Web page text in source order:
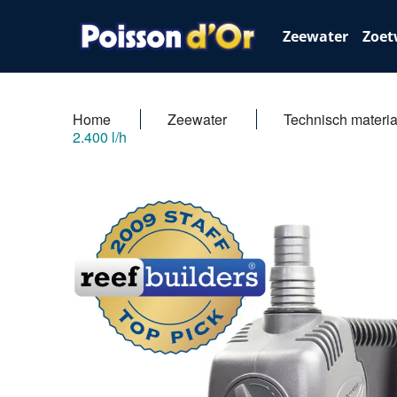
Zeewater
Home Zeewater
Technisch
2.400 l/h